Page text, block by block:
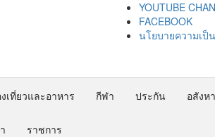
YOUTUBE
FACEBOOK
นโยบายความเป็
เที่ยวและอาหาร กีฬา ประกัน อสังหา
ราชการ